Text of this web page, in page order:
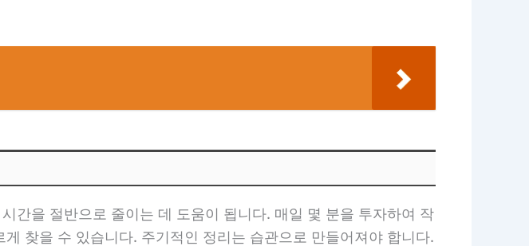
간을 절반으로 줄이는 데 도움이 됩니다. 매일 몇 분을 투자하여 작
찾을 수 있습니다. 주기적인 정리는 습관으로 만들어져야 합니다.